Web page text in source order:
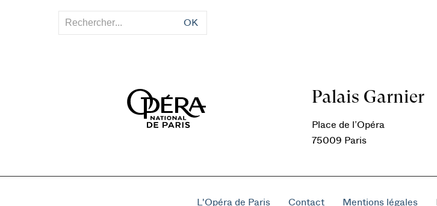
OK
Palais Garnier
Place de l’Opéra
75009 Paris
L'Opéra de Paris Contact Mentions légales